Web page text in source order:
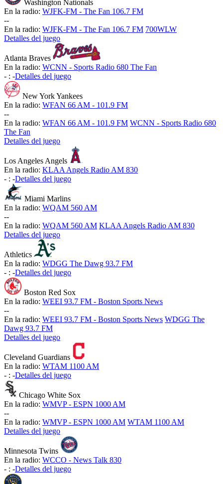
Washington Nationals
En la radio: WJFK-FM - The Fan 106.7 FM
--
En la radio: WJFK-FM - The Fan 106.7 FM 700WLW
Detalles del juego
Atlanta Braves
En la radio: WCNN - Sports Radio 680 The Fan
- : -Detalles del juego
New York Yankees
En la radio: WFAN 66 AM - 101.9 FM
--
En la radio: WFAN 66 AM - 101.9 FM WCNN - Sports Radio 680
The Fan
Detalles del juego
Los Angeles Angels
En la radio: KLAA Angels Radio AM 830
- : -Detalles del juego
Miami Marlins
En la radio: WQAM 560 AM
--
En la radio: WQAM 560 AM KLAA Angels Radio AM 830
Detalles del juego
Athletics
En la radio: WDGG The Dawg 93.7 FM
- : -Detalles del juego
Boston Red Sox
En la radio: WEEI 93.7 FM - Boston Sports News
--
En la radio: WEEI 93.7 FM - Boston Sports News WDGG The
Dawg 93.7 FM
Detalles del juego
Cleveland Guardians
En la radio: WTAM 1100 AM
- : -Detalles del juego
Chicago White Sox
En la radio: WMVP - ESPN 1000 AM
--
En la radio: WMVP - ESPN 1000 AM WTAM 1100 AM
Detalles del juego
Minnesota Twins
En la radio: WCCO - News Talk 830
- : -Detalles del juego